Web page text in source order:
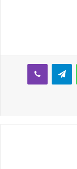
واتساب تيلقرام ڤايبر